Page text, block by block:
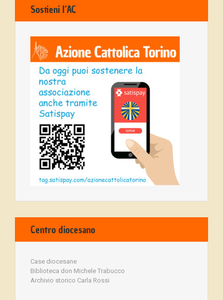
Sostieni l’AC
Centro diocesano
Case diocesane
Biblioteca don Michele Trabucco
Archivio storico Carla Rossi